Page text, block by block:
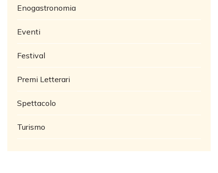
Enogastronomia
Eventi
Festival
Premi Letterari
Spettacolo
Turismo